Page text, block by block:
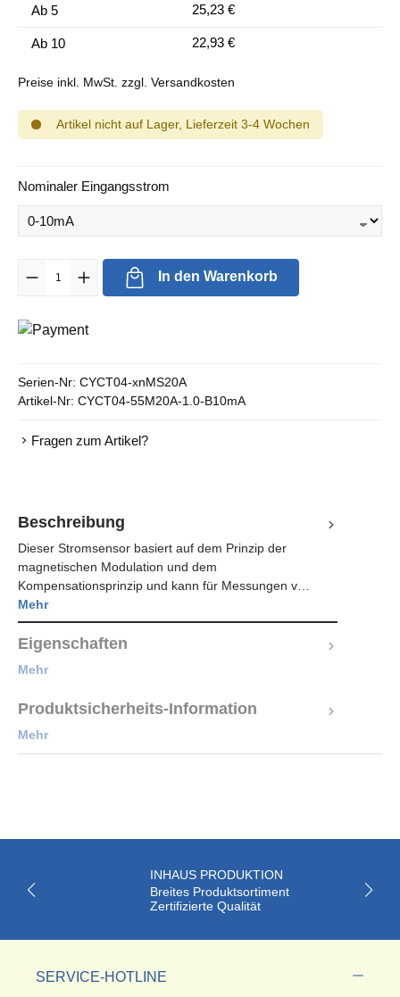
Ab 5 25,23 €
Ab 10 22,93 €
Preise inkl. MwSt. zzgl. Versandkosten
Artikel nicht auf Lager, Lieferzeit 3-4 Wochen
Nominaler Eingangsstrom
Produkt Anzahl: Gib den gewünschten Wert ein oder benutze die
In den Warenkorb
Serien-Nr: CYCT04-xnMS20A
Artikel-Nr: CYCT04-55M20A-1.0-B10mA
Fragen zum Artikel?
Beschreibung
Dieser Stromsensor basiert auf dem Prinzip der
magnetischen Modulation und dem
Kompensationsprinzip und kann für Messungen v…
Mehr
Eigenschaften
Mehr
Produktsicherheits-Information
Mehr
INHAUS PRODUKTION
Breites Produktsortiment
Zertifizierte Qualität
SERVICE-HOTLINE